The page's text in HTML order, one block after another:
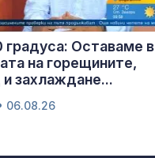
Оставаме в
на горещините,
захлаждане...
06.08.26